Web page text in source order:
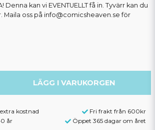
Denna kan vi EVENTUELLT få in. Tyvärr kan du
Maila oss på info@comicsheaven.se för
LÄGG I VARUKORGEN
kostnad
Fri frakt från 600kr
år
Öppet 365 dagar om året